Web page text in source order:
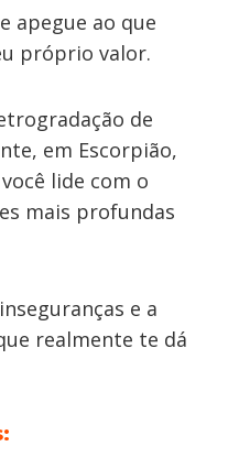
apegue ao que
próprio valor.
de
em Escorpião,
lide com o
mais profundas
e a
realmente te dá